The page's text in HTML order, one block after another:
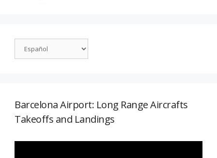
Barcelona Airport: Long Range Aircrafts
Takeoffs and Landings